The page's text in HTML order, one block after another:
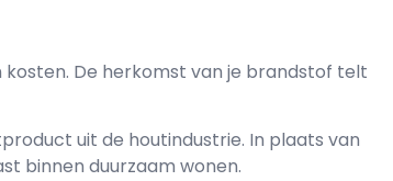
De herkomst van je brandstof telt
uit de houtindustrie. In plaats van
binnen duurzaam wonen.